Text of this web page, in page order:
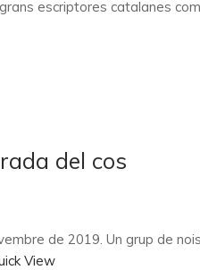
escriptores catalanes
del cos
de 2019. Un grup de
View